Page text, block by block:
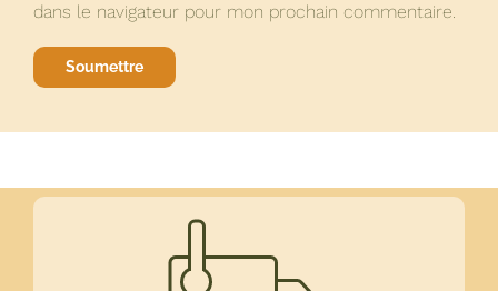
dans le navigateur pour mon prochain commentaire.